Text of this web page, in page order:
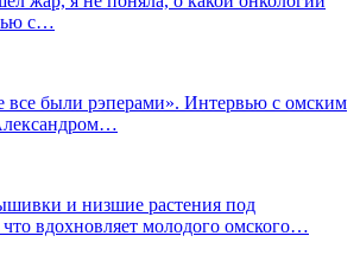
с…
все были рэперами». Интервью с омским
и низшие растения под
вдохновляет молодого омского…